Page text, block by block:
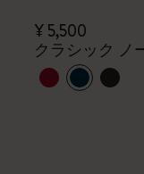
¥ 5,500
クラシック ノ